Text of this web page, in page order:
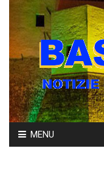
Skip
to
MENU